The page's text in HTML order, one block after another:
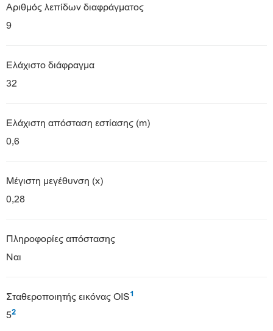
Αριθμός λεπίδων διαφράγματος
9
Ελάχιστο διάφραγμα
32
Ελάχιστη απόσταση εστίασης (m)
0,6
Μέγιστη μεγέθυνση (x)
0,28
Πληροφορίες απόστασης
Ναι
Σταθεροποιητής εικόνας OIS1
52